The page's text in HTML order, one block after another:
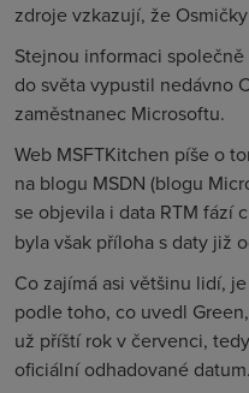
zdroje vzkazují, že
Stejnou informaci
do světa vypustil nedávno
zaměstnanec Microsoftu.
Web MSFTKitchen píše o
na blogu MSDN (blogu
se objevila i data RTM fází
byla však příloha s daty již
Co zajímá asi většinu lidí,
podle toho, co uvedl
už příští rok v červenci,
oficiální odhadované datum.